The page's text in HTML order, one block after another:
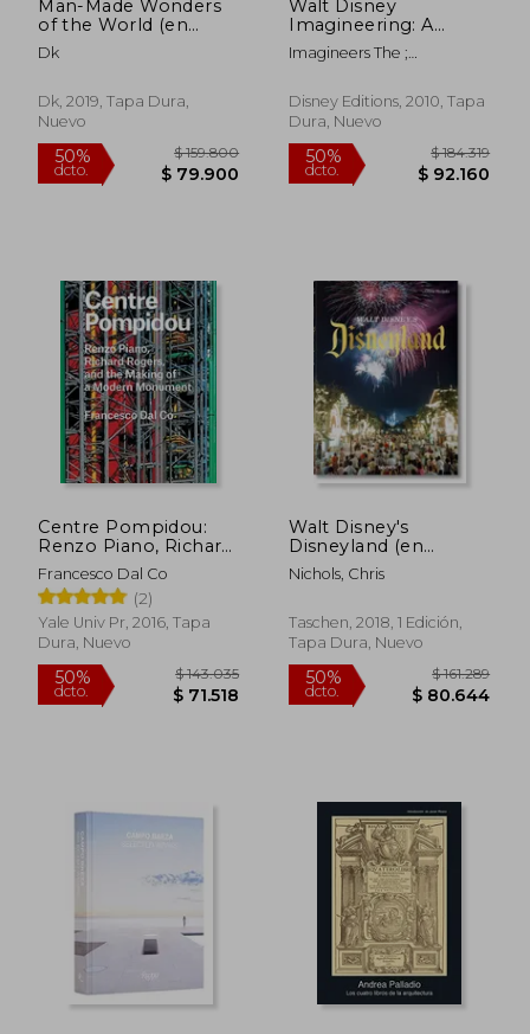
50%
dcto.
$ 189.994
$ 94.997
10%
dcto.
Rápido
Man-Made Wonders
of the World (en
Inglés)
Dk
Dk, 2019, Tapa Dura,
Nuevo
Walt Disney
Imagineering: A
Behind the Dreams
Look at Making More
Disney Imagineering
Book) (en Inglés)
Imagineers The ;
Disney Editions, 2010, Tapa
Dura, Nuevo
Centre Pompidou:
Renzo Piano, Richard
Rogers, and the
Making of a Modern
Monument (en
Inglés)
Francesco Dal Co
(2)
Yale Univ Pr, 2016, Tapa
Dura, Nuevo
Walt Disney's
Disneyland (en
Inglés)
Nichols, Chris
Taschen, 2018, 1 Edición,
Tapa Dura, Nuevo